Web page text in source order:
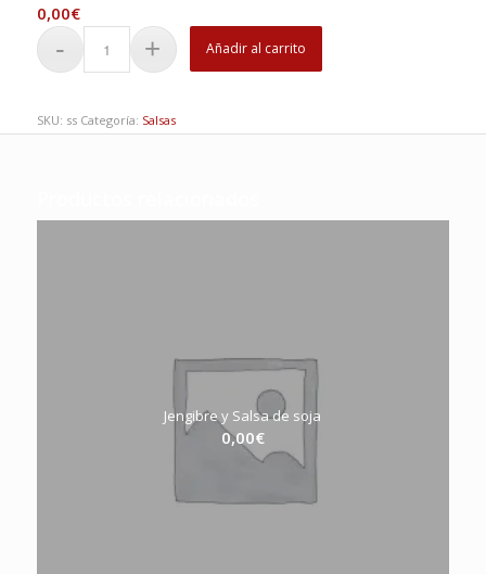
0,00€
Añadir al carrito
SKU: ss Categoría: Salsas
Jengibre y Salsa de soja
0,00€